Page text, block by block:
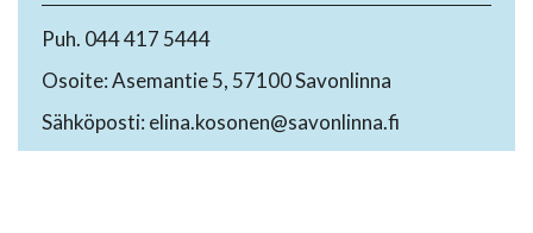
Puh. 044 417 5444
Osoite: Asemantie 5, 57100 Savonlinna
Sähköposti: elina.kosonen@savonlinna.fi